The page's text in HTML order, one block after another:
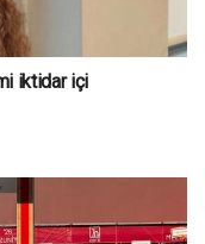
iktidar içi